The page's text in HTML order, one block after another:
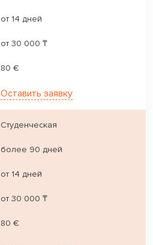
от 14 дней
от 30 000 ₸
80 €
Оставить заявку
Студенческая
более 90 дней
от 14 дней
от 30 000 ₸
80 €